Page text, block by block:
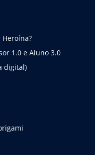
Heroína?
1.0 e Aluno 3.0
digital)